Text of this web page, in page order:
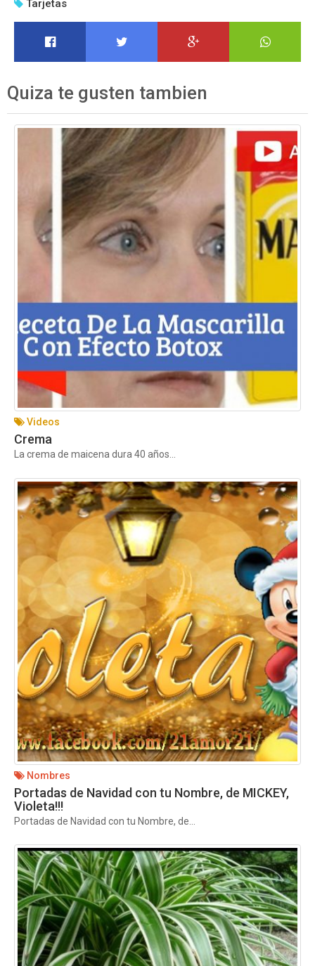
Tarjetas
Quiza te gusten tambien
Videos
Crema
La crema de maicena dura 40 años...
Nombres
Portadas de Navidad con tu Nombre, de MICKEY,
Violeta!!!
Portadas de Navidad con tu Nombre, de...